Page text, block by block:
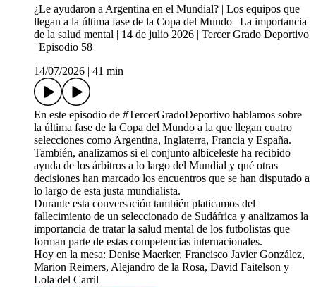
¿Le ayudaron a Argentina en el Mundial? | Los equipos que
llegan a la última fase de la Copa del Mundo | La importancia
de la salud mental | 14 de julio 2026 | Tercer Grado Deportivo
| Episodio 58
14/07/2026
41 min
En este episodio de #TercerGradoDeportivo hablamos sobre
la última fase de la Copa del Mundo a la que llegan cuatro
selecciones como Argentina, Inglaterra, Francia y España.
También, analizamos si el conjunto albiceleste ha recibido
ayuda de los árbitros a lo largo del Mundial y qué otras
decisiones han marcado los encuentros que se han disputado a
lo largo de esta justa mundialista.
Durante esta conversación también platicamos del
fallecimiento de un seleccionado de Sudáfrica y analizamos la
importancia de tratar la salud mental de los futbolistas que
forman parte de estas competencias internacionales.
Hoy en la mesa: Denise Maerker, Francisco Javier González,
Marion Reimers, Alejandro de la Rosa, David Faitelson y
Lola del Carril